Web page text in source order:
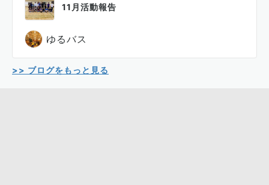
11月活動報告
ゆるバス
>> ブログをもっと見る